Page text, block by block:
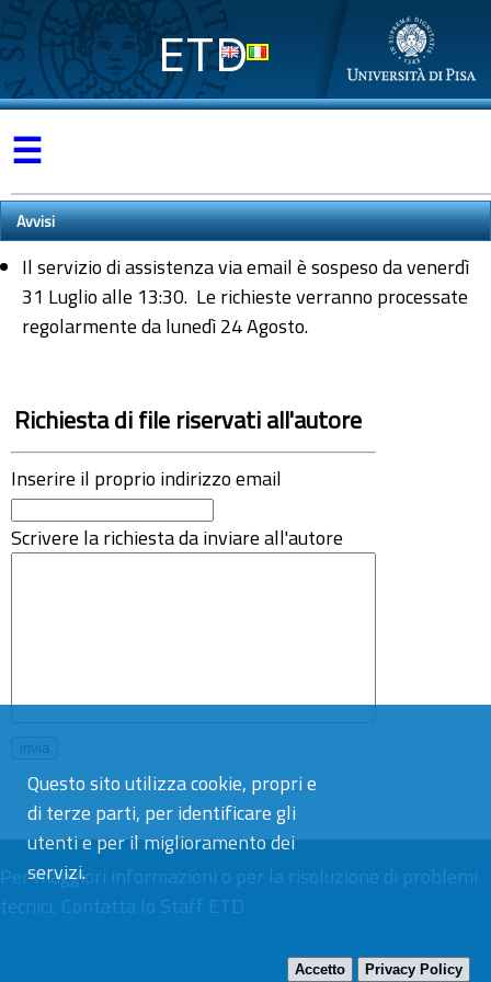
Questo sito utilizza cookie, propri e
di terze parti, per identificare gli
utenti e per il miglioramento dei
servizi.
Accetto Privacy Policy
ETD
☰
Avvisi
Il servizio di assistenza via email è sospeso da venerdì
31 Luglio alle 13:30. Le richieste verranno processate
regolarmente da lunedì 24 Agosto.
Richiesta di file riservati all'autore
Inserire il proprio indirizzo email
Scrivere la richiesta da inviare all'autore
Per maggiori informazioni o per la risoluzione di problemi
tecnici, Contatta lo Staff ETD